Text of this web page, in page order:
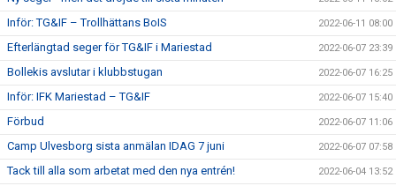
Inför: TG&IF – Trollhättans BoIS 2022-06-11 08:00
Efterlängtad seger för TG&IF i Mariestad 2022-06-07 23:39
Bollekis avslutar i klubbstugan 2022-06-07 16:25
Inför: IFK Mariestad – TG&IF 2022-06-07 15:40
Förbud 2022-06-07 11:06
Camp Ulvesborg sista anmälan IDAG 7 juni 2022-06-07 07:58
Tack till alla som arbetat med den nya entrén! 2022-06-04 13:52